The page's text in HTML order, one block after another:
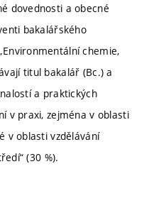
dovednosti a obecné
bakalářského
chemie,
titul bakalář (Bc.) a
a praktických
v praxi, zejména v oblasti
v oblasti vzdělávání
(30 %).